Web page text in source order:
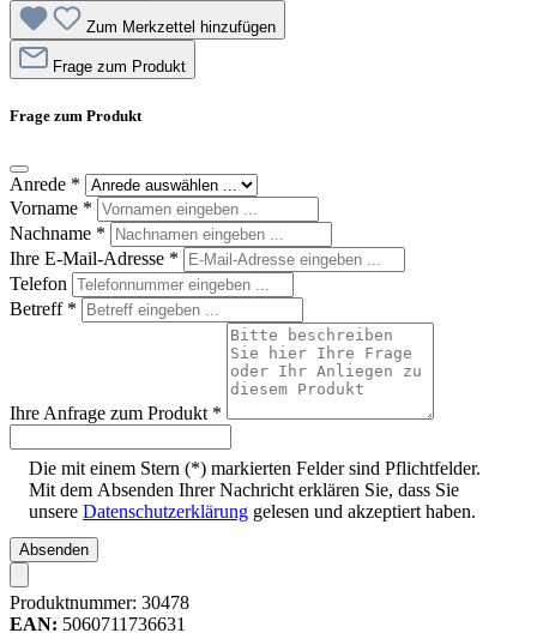
Zum Merkzettel hinzufügen
Frage zum Produkt
Frage zum Produkt
Anrede *
Vorname *
Nachname *
Ihre E-Mail-Adresse *
Telefon
Betreff *
Ihre Anfrage zum Produkt *
Die mit einem Stern (*) markierten Felder sind Pflichtfelder.
Mit dem Absenden Ihrer Nachricht erklären Sie, dass Sie
unsere Datenschutzerklärung gelesen und akzeptiert haben.
Absenden
Produktnummer: 30478
EAN: 5060711736631